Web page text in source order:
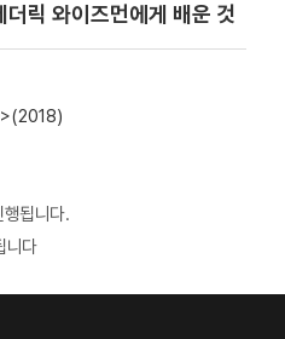
릭 와이즈먼에게 배운 것
됩니다.
니다